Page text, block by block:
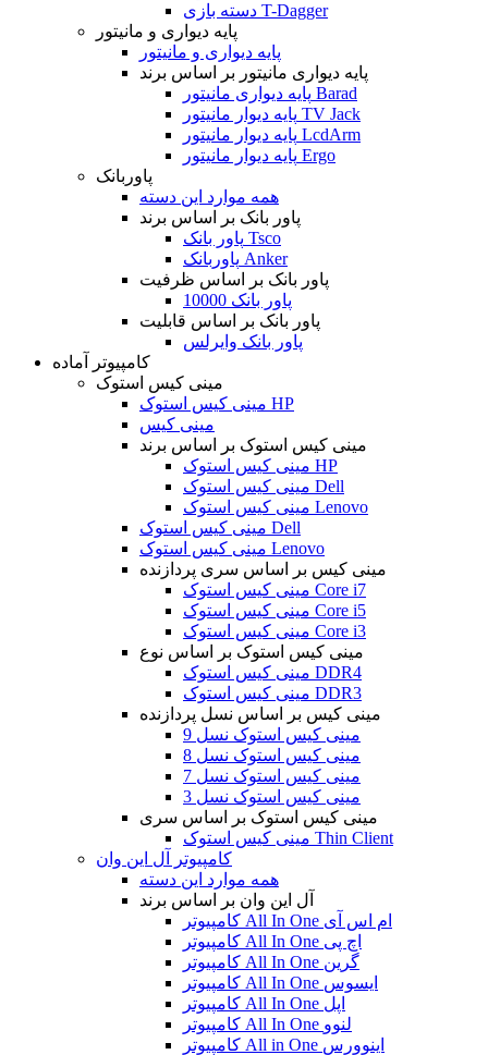
دسته بازی T-Dagger
پایه دیواری و مانیتور
پایه دیواری و مانیتور
پایه دیواری مانیتور بر اساس برند
پایه دیواری مانیتور Barad
پایه دیوار مانیتور TV Jack
پایه دیوار مانیتور LcdArm
پایه دیوار مانیتور Ergo
پاوربانک
همه موارد این دسته
پاور بانک بر اساس برند
پاور بانک Tsco
پاوربانک Anker
پاور بانک بر اساس ظرفیت
پاور بانک 10000
پاور بانک بر اساس قابلیت
پاور بانک وایرلس
کامپیوتر آماده
مینی کیس استوک
مینی کیس استوک HP
مینی کیس
مینی کیس استوک بر اساس برند
مینی کیس استوک HP
مینی کیس استوک Dell
مینی کیس استوک Lenovo
مینی کیس استوک Dell
مینی کیس استوک Lenovo
مینی کیس بر اساس سری پردازنده
مینی کیس استوک Core i7
مینی کیس استوک Core i5
مینی کیس استوک Core i3
مینی کیس استوک بر اساس نوع
مینی کیس استوک DDR4
مینی کیس استوک DDR3
مینی کیس بر اساس نسل پردازنده
مینی کیس استوک نسل 9
مینی کیس استوک نسل 8
مینی کیس استوک نسل 7
مینی کیس استوک نسل 3
مینی کیس استوک بر اساس سری
مینی کیس استوک Thin Client
کامپیوتر آل این وان
همه موارد این دسته
آل این وان بر اساس برند
کامپیوتر All In One ام اس آی
کامپیوتر All In One اچ پی
کامپیوتر All In One گرین
کامپیوتر All In One ایسوس
کامپیوتر All In One اپل
کامپیوتر All In One لنوو
کامپیوتر All in One اینوورس